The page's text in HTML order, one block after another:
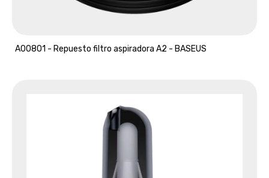
A00801 - Repuesto filtro aspiradora A2 - BASEUS